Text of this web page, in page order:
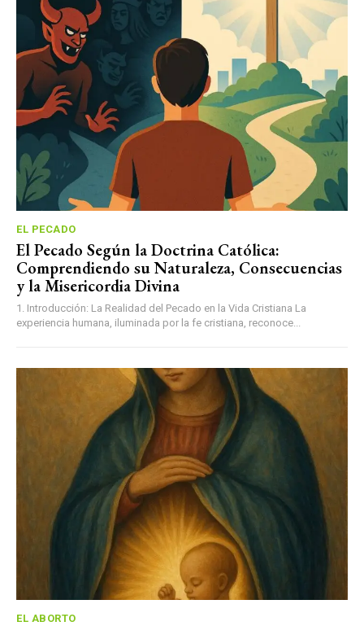
EL PECADO
El Pecado Según la Doctrina Católica:
Comprendiendo su Naturaleza, Consecuencias
y la Misericordia Divina
1. Introducción: La Realidad del Pecado en la Vida Cristiana La
experiencia humana, iluminada por la fe cristiana, reconoce...
EL ABORTO